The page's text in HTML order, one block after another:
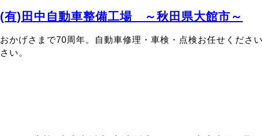
(有)田中自動車整備工場 ～秋田県大館市～
おかげさまで70周年。自動車修理・車検・点検お任せくださ
さい。